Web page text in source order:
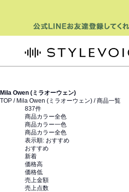
Mila Owen (ミラオーウェン)
TOP / Mila Owen (ミラオーウェン) / 商品一覧
837件
商品カラー全色
商品カラー一色
商品カラー全色
表示順: おすすめ
おすすめ
新着
価格高
価格低
売上金額
売上点数